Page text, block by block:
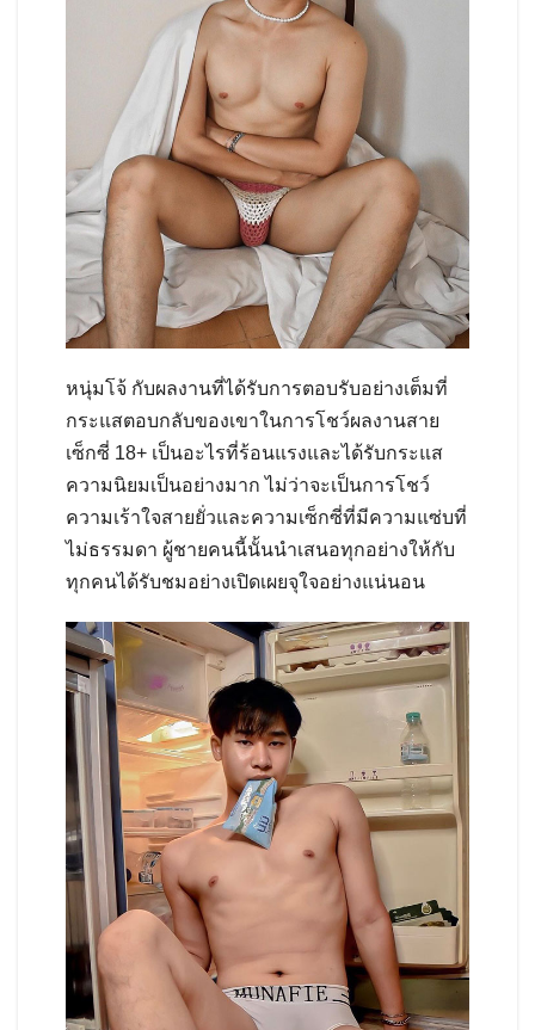
หนุ่มโจ้ กับผลงานที่ได้รับการตอบรับอย่างเต็มที่
กระแสตอบกลับของเขาในการโชว์ผลงานสาย
เซ็กซี่ 18+ เป็นอะไรที่ร้อนแรงและได้รับกระแส
ความนิยมเป็นอย่างมาก ไม่ว่าจะเป็นการโชว์
ความเร้าใจสายยั่วและความเซ็กซี่ที่มีความแซ่บที่
ไม่ธรรมดา ผู้ชายคนนี้นั้นนำเสนอทุกอย่างให้กับ
ทุกคนได้รับชมอย่างเปิดเผยจุใจอย่างแน่นอน